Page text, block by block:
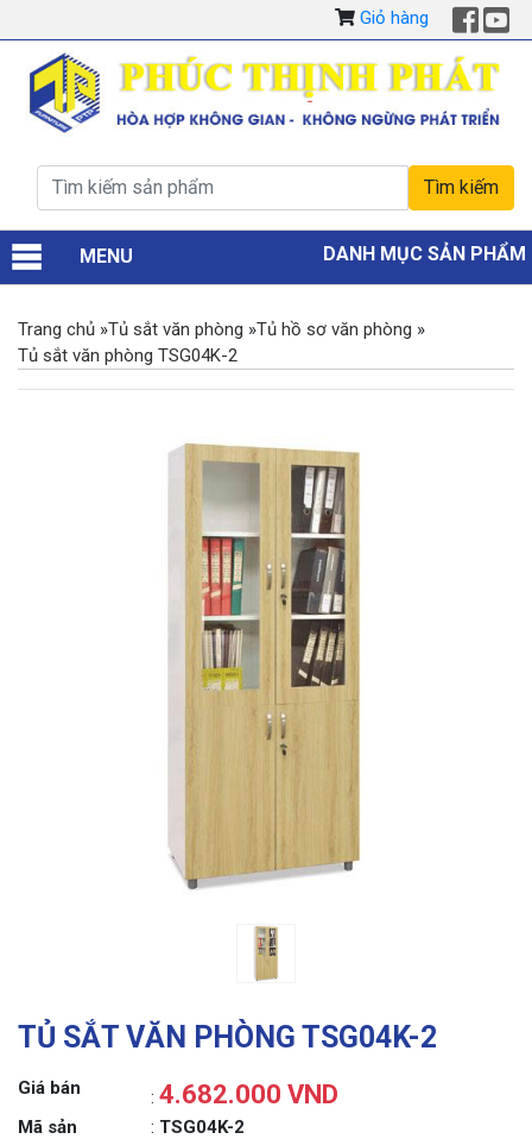
Giỏ hàng
MENU DANH MỤC SẢN PHẨM
Trang chủ »Tủ sắt văn phòng »Tủ hồ sơ văn phòng »
Tủ sắt văn phòng TSG04K-2
TỦ SẮT VĂN PHÒNG TSG04K-2
Giá bán : 4.682.000 VND
Mã sản
: TSG04K-2